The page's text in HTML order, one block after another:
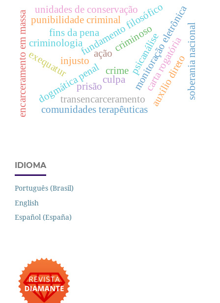
ação
crime
dogmática penal
fundamento filosófico
criminologia criminoso
psicanálise
injusto
culpa
transencarceramento
encarceramento em massa monitoração eletrônica
comunidades terapêuticas
unidades de conservação
punibilidade criminal
fins da pena
carta rogatória
auxílio direto
exequatur soberania nacional
prisão
IDIOMA
Português (Brasil)
English
Español (España)